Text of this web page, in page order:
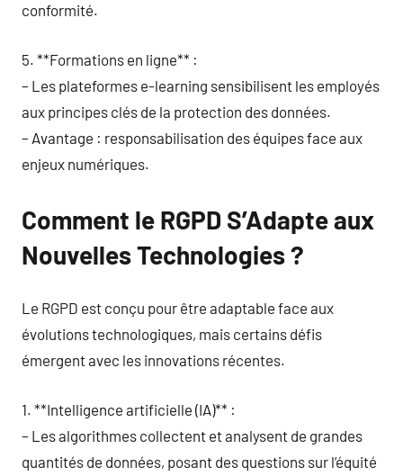
conformité.
5. **Formations en ligne** :
– Les plateformes e-learning sensibilisent les employés
aux principes clés de la protection des données.
– Avantage : responsabilisation des équipes face aux
enjeux numériques.
Comment le RGPD S’Adapte aux
Nouvelles Technologies ?
Le RGPD est conçu pour être adaptable face aux
évolutions technologiques, mais certains défis
émergent avec les innovations récentes.
1. **Intelligence artificielle (IA)** :
– Les algorithmes collectent et analysent de grandes
quantités de données, posant des questions sur l’équité